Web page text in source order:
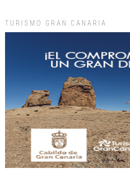
Este gato macho ha aparecido en la calle hace
Adopción urgente
Busco adopción responsable para mi perra.
motivos personales ...
Leales.org » Gran Canaria | 6.7.2025
TURISMO GRAN CANARIA